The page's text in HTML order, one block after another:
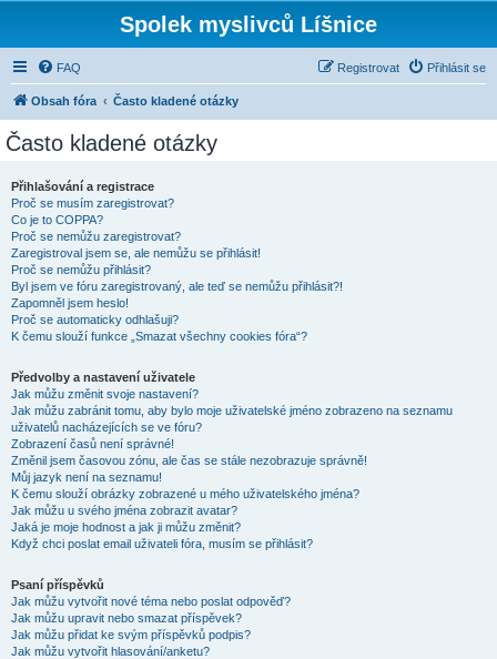
Spolek myslivců Líšnice
FAQ Přihlásit se
Registrovat
Obsah fóra Často kladené otázky
Často kladené otázky
Přihlašování a registrace
Proč se musím zaregistrovat?
Co je to COPPA?
Proč se nemůžu zaregistrovat?
Zaregistroval jsem se, ale nemůžu se přihlásit!
Proč se nemůžu přihlásit?
Byl jsem ve fóru zaregistrovaný, ale teď se nemůžu přihlásit?!
Zapomněl jsem heslo!
Proč se automaticky odhlašuji?
K čemu slouží funkce „Smazat všechny cookies fóra“?
Předvolby a nastavení uživatele
Jak můžu změnit svoje nastavení?
Jak můžu zabránit tomu, aby bylo moje uživatelské jméno zobrazeno na seznamu
uživatelů nacházejících se ve fóru?
Zobrazení časů není správné!
Změnil jsem časovou zónu, ale čas se stále nezobrazuje správně!
Můj jazyk není na seznamu!
K čemu slouží obrázky zobrazené u mého uživatelského jména?
Jak můžu u svého jména zobrazit avatar?
Jaká je moje hodnost a jak ji můžu změnit?
Když chci poslat email uživateli fóra, musím se přihlásit?
Psaní příspěvků
Jak můžu vytvořit nové téma nebo poslat odpověď?
Jak můžu upravit nebo smazat příspěvek?
Jak můžu přidat ke svým příspěvků podpis?
Jak můžu vytvořit hlasování/anketu?